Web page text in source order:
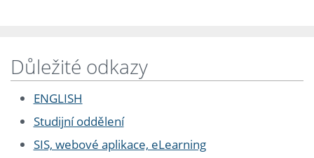
Důležité odkazy
ENGLISH
Studijní oddělení
SIS, webové aplikace, eLearning